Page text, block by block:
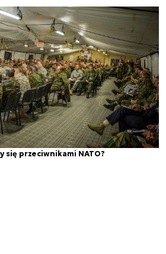
się przeciwnikami NATO?